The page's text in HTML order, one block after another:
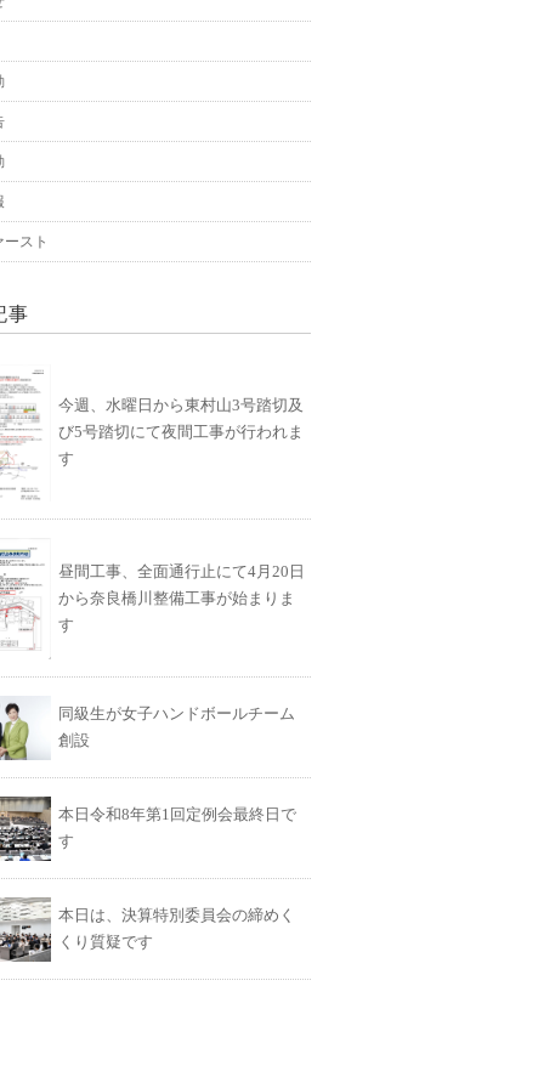
スト
事
今週、水曜日から東村山3号踏切及
び5号踏切にて夜間工事が行われま
す
昼間工事、全面通行止にて4月20日
から奈良橋川整備工事が始まりま
す
同級生が女子ハンドボールチーム
創設
本日令和8年第1回定例会最終日で
す
本日は、決算特別委員会の締めく
くり質疑です